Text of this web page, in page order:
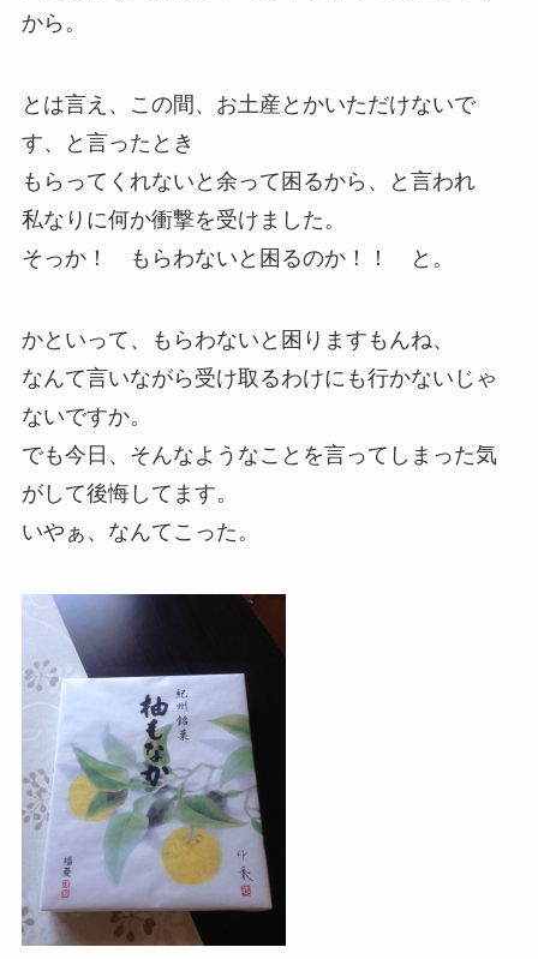
から。
とは言え、この間、お土産とかいただけないで
す、と言ったとき
もらってくれないと余って困るから、と言われ
私なりに何か衝撃を受けました。
そっか！ もらわないと困るのか！！ と。
かといって、もらわないと困りますもんね、
なんて言いながら受け取るわけにも行かないじゃ
ないですか。
でも今日、そんなようなことを言ってしまった気
がして後悔してます。
いやぁ、なんてこった。